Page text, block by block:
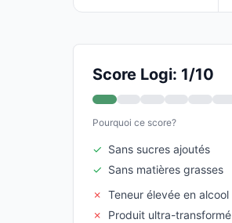
Score Logi: 1/10
Pourquoi ce score?
✓ Sans sucres ajoutés
✓ Sans matières grasses
✗ Teneur élevée en alcool
✗
Produit ultra-transformé